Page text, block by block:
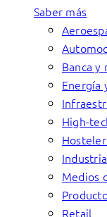
Saber más
Banca y
Energía
High-
Industria
Medios
Retail